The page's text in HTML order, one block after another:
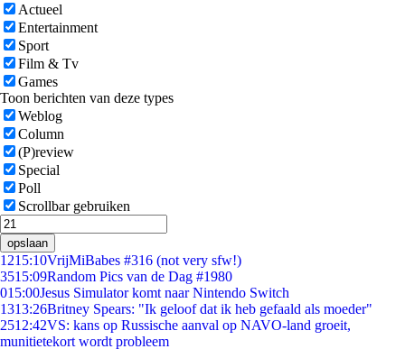
Actueel
Entertainment
Sport
Film & Tv
Games
Toon berichten van deze types
Weblog
Column
(P)review
Special
Poll
Scrollbar gebruiken
opslaan
1215:10VrijMiBabes #316 (not very sfw!)
3515:09Random Pics van de Dag #1980
015:00Jesus Simulator komt naar Nintendo Switch
1313:26Britney Spears: "Ik geloof dat ik heb gefaald als moeder"
2512:42VS: kans op Russische aanval op NAVO-land groeit,
munitietekort wordt probleem